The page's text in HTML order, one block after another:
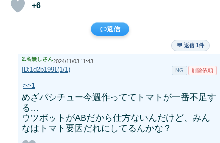
+6
返信
💬 返信 1件
2.名無しさん2024/11/03 11:43
ID:1d2b1991(1/1) NG 削除依頼
>>1
めざパシチュー今週作っててトマトが一番不足す
る…
ウツボットがABだから仕方ないんだけど、みん
なはトマト要因だれにしてるんかな？